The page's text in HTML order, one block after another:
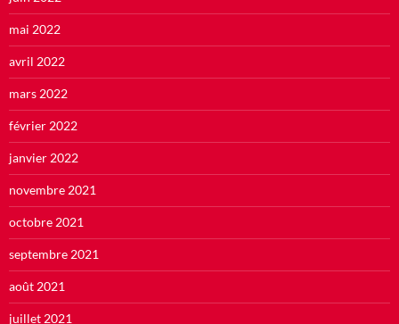
mai 2022
avril 2022
mars 2022
février 2022
janvier 2022
novembre 2021
octobre 2021
septembre 2021
août 2021
juillet 2021